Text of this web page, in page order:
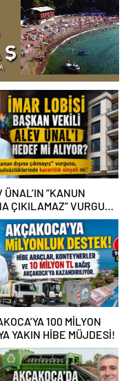
ÜNAL’IN ”KANUN
ÇIKILAMAZ” VURGUSU
CANINI SIKTI?
100 MİLYON
YAKIN HİBE MÜJDESİ!